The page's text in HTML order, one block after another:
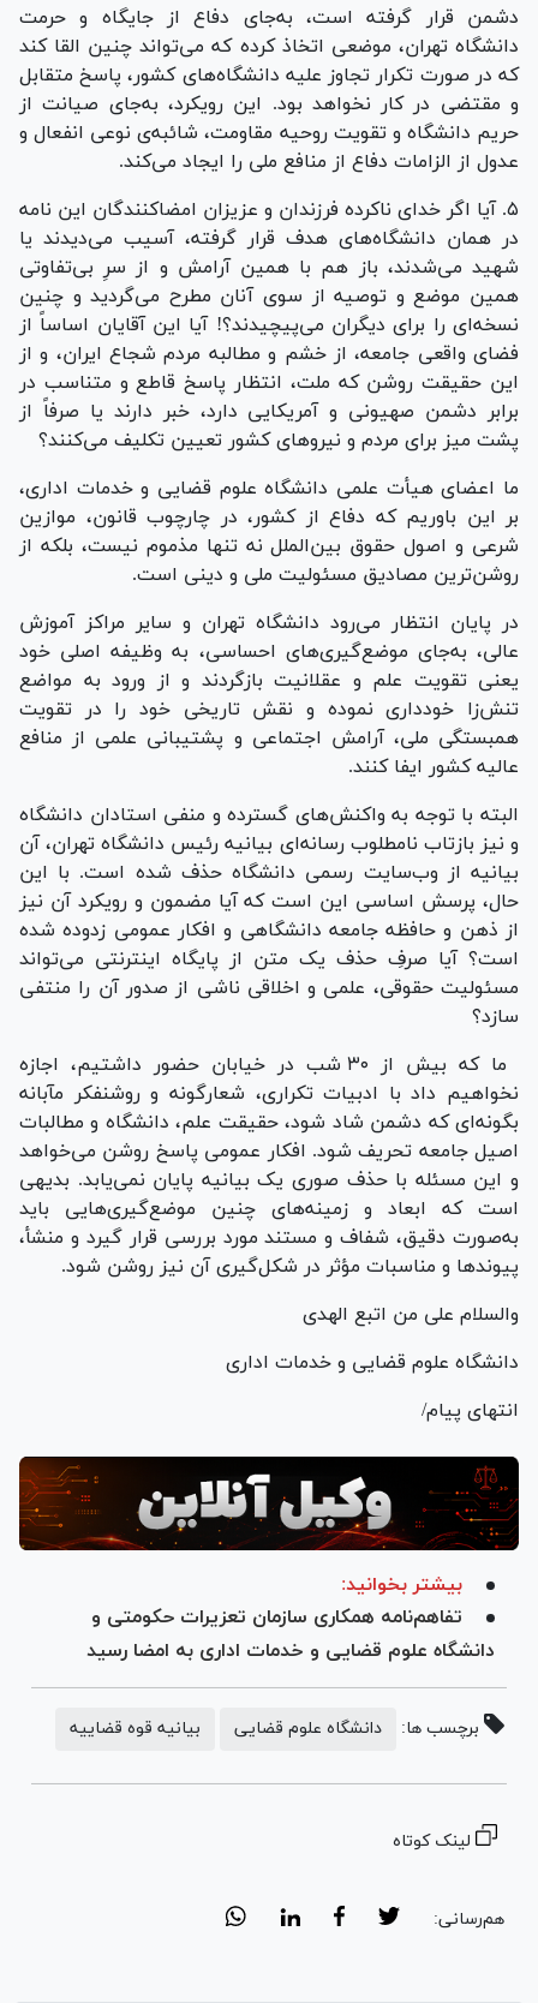
دشمن قرار گرفته است، به‌جای دفاع از جایگاه و حرمت
دانشگاه تهران، موضعی اتخاذ کرده که می‌تواند چنین القا کند
که در صورت تکرار تجاوز علیه دانشگاه‌های کشور، پاسخ متقابل
و مقتضی در کار نخواهد بود. این رویکرد، به‌جای صیانت از
حریم دانشگاه و تقویت روحیه مقاومت، شائبه‌ی نوعی انفعال و
عدول از الزامات دفاع از منافع ملی را ایجاد می‌کند.
۵. آیا اگر خدای ناکرده فرزندان و عزیزان امضاکنندگان این نامه
در همان دانشگاه‌های هدف قرار گرفته، آسیب می‌دیدند یا
شهید می‌شدند، باز هم با همین آرامش و از سرِ بی‌تفاوتی
همین موضع و توصیه از سوی آنان مطرح می‌گردید و چنین
نسخه‌ای را برای دیگران می‌پیچیدند؟! آیا این آقایان اساساً از
فضای واقعی جامعه، از خشم و مطالبه مردم شجاع ایران، و از
این حقیقت روشن که ملت، انتظار پاسخ قاطع و متناسب در
برابر دشمن صهیونی و آمریکایی دارد، خبر دارند یا صرفاً از
پشت میز برای مردم و نیرو‌های کشور تعیین تکلیف می‌کنند؟
ما اعضای هیأت علمی دانشگاه علوم قضایی و خدمات اداری،
بر این باوریم که دفاع از کشور، در چارچوب قانون، موازین
شرعی و اصول حقوق بین‌الملل نه تنها مذموم نیست، بلکه از
روشن‌ترین مصادیق مسئولیت ملی و دینی است.
در پایان انتظار می‌رود دانشگاه تهران و سایر مراکز آموزش
عالی، به‌جای موضع‌گیری‌های احساسی، به وظیفه اصلی خود
یعنی تقویت علم و عقلانیت بازگردند و از ورود به مواضع
تنش‌زا خودداری نموده و نقش تاریخی خود را در تقویت
همبستگی ملی، آرامش اجتماعی و پشتیبانی علمی از منافع
عالیه کشور ایفا کنند.
البته با توجه به واکنش‌های گسترده و منفی استادان دانشگاه
و نیز بازتاب نامطلوب رسانه‌ای بیانیه رئیس دانشگاه تهران، آن
بیانیه از وب‌سایت رسمی دانشگاه حذف شده است. با این
حال، پرسش اساسی این است که آیا مضمون و رویکرد آن نیز
از ذهن و حافظه جامعه دانشگاهی و افکار عمومی زدوده شده
است؟ آیا صرفِ حذف یک متن از پایگاه اینترنتی می‌تواند
مسئولیت حقوقی، علمی و اخلاقی ناشی از صدور آن را منتفی
سازد؟
ما که بیش از ۳۰ شب در خیابان حضور داشتیم، اجازه
نخواهیم داد با ادبیات تکراری، شعارگونه و روشنفکر مآبانه
بگونه‌ای که دشمن شاد شود، حقیقت علم، دانشگاه و مطالبات
اصیل جامعه تحریف شود. افکار عمومی پاسخ روشن می‌خواهد
و این مسئله با حذف صوری یک بیانیه پایان نمی‌یابد. بدیهی
است که ابعاد و زمینه‌های چنین موضع‌گیری‌هایی باید
به‌صورت دقیق، شفاف و مستند مورد بررسی قرار گیرد و منشأ،
پیوند‌ها و مناسبات مؤثر در شکل‌گیری آن نیز روشن شود.
والسلام علی من اتبع الهدی
دانشگاه علوم قضایی و خدمات اداری
انتهای پیام/
بیشتر بخوانید:
تفاهم‌نامه همکاری سازمان تعزیرات حکومتی و
دانشگاه علوم قضایی و خدمات اداری به امضا رسید
برچسب ها: دانشگاه علوم قضایی بیانیه قوه قضاییه
لینک کوتاه
هم‌رسانی: